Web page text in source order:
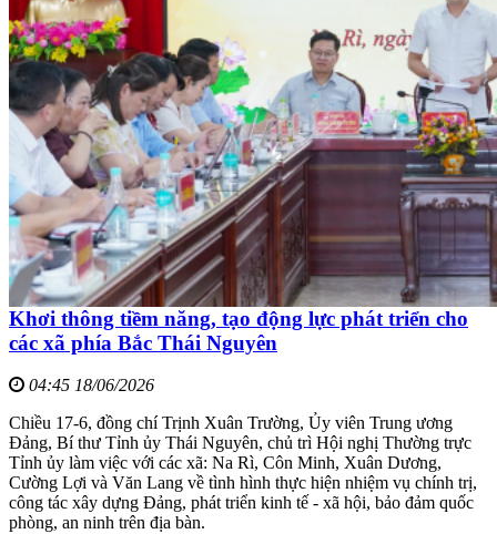
Khơi thông tiềm năng, tạo động lực phát triển cho
các xã phía Bắc Thái Nguyên
04:45 18/06/2026
Chiều 17-6, đồng chí Trịnh Xuân Trường, Ủy viên Trung ương
Đảng, Bí thư Tỉnh ủy Thái Nguyên, chủ trì Hội nghị Thường trực
Tỉnh ủy làm việc với các xã: Na Rì, Côn Minh, Xuân Dương,
Cường Lợi và Văn Lang về tình hình thực hiện nhiệm vụ chính trị,
công tác xây dựng Đảng, phát triển kinh tế - xã hội, bảo đảm quốc
phòng, an ninh trên địa bàn.